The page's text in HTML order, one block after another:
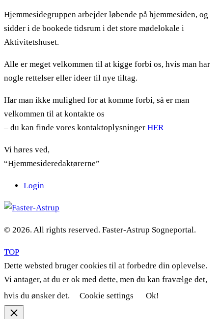
Hjemmesidegruppen arbejder løbende på hjemmesiden, og
sidder i de bookede tidsrum i det store mødelokale i
Aktivitetshuset.
Alle er meget velkommen til at kigge forbi os, hvis man har
nogle rettelser eller ideer til nye tiltag.
Har man ikke mulighed for at komme forbi, så er man
velkommen til at kontakte os
– du kan finde vores kontaktoplysninger HER
Vi høres ved,
“Hjemmesideredaktørerne”
Login
© 2026. All rights reserved. Faster-Astrup Sogneportal.
TOP
Dette websted bruger cookies til at forbedre din oplevelse.
Vi antager, at du er ok med dette, men du kan fravælge det,
hvis du ønsker det.
Cookie settings Ok!